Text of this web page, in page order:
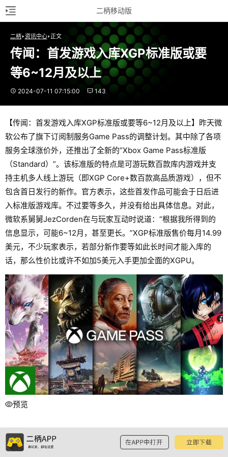
二柄移动版
二柄 资讯中心 正文
传闻：首发游戏入库XGP标准版或要
等6~12月及以上
2024-07-11 07:15:00 143
【传闻：首发游戏入库XGP标准版或要等6~12月及以上】昨天微
软公布了旗下订阅制服务Game Pass的调整计划。其中除了各项
服务全球涨价外，还推出了全新的“Xbox Game Pass标准版
（Standard）”。该标准版的特点是可游玩数百款库内游戏并支
持主机多人线上游玩（即XGP Core+数百款高品质游戏），但不
包含首日发行的新作。官方表示，这些首发作品可能会于日后进
入标准版游戏库。不过要等多久，并没有给出具体信息。对此，
微软系舅舅JezCorden在与玩家互动时说道：“根据我所得到的
信息显示，可能6~12月，甚至更长。”XGP标准版售价每月14.99
美元，不少玩家表示，若部分新作要等如此长时间才能入库的
话，那么性价比或许不如加5美元入手更加全面的XGPU。
预览